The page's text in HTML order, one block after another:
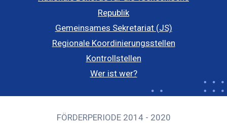
Republik
Gemeinsames Sekretariat (JS)
Regionale Koordinierungsstellen
Kontrollstellen
Wer ist wer?
FÖRDERPERIODE 2014 - 2020